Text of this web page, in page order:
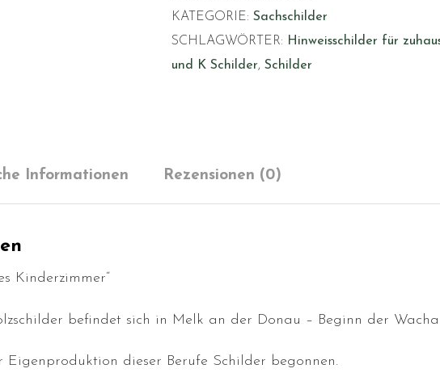
KATEGORIE: Sachschilder
SCHLAGWÖRTER: Hinweisschilder für
und K Schilder, Schilder
Informationen Rezensionen (0)
Kinderzimmer“
befindet sich in Melk an der Donau – Beginn der
dieser Berufe Schilder begonnen.